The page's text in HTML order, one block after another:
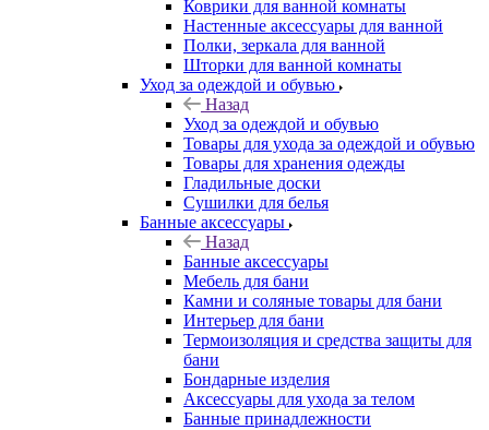
Коврики для ванной комнаты
Настенные аксессуары для ванной
Полки, зеркала для ванной
Шторки для ванной комнаты
Уход за одеждой и обувью
Назад
Уход за одеждой и обувью
Товары для ухода за одеждой и обувью
Товары для хранения одежды
Гладильные доски
Сушилки для белья
Банные аксессуары
Назад
Банные аксессуары
Мебель для бани
Камни и соляные товары для бани
Интерьер для бани
Термоизоляция и средства защиты для
бани
Бондарные изделия
Аксеcсуары для ухода за телом
Банные принадлежности